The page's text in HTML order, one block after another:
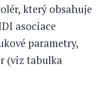
který obsahuje
asociace
parametry,
(viz tabulka